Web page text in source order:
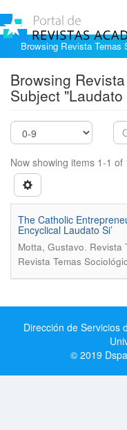
Browsing Revista Temas
Browsing
Subject "Laudato
Now showing items 1-1 of
The Catholic
Encyclical Laudato Si’
Motta, Gustavo. Revista
Revista Temas
Dirección de Servicios
© 2019